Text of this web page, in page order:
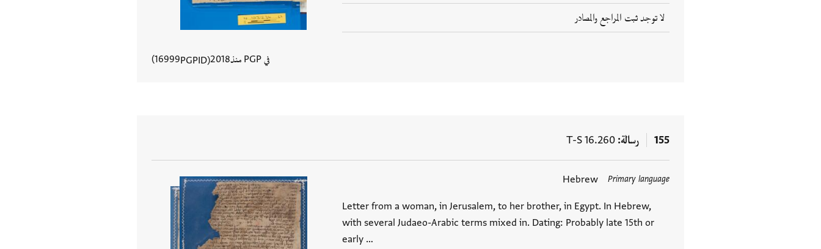
لا توجد ثبت المراجع والمصادر
في PGP منذ 2018
PGPID
16999
155 رسالة T-S 16.260
Primary language
Hebrew
Letter from a woman, in Jerusalem, to her brother, in Egypt. In Hebrew,
with several Judaeo-Arabic terms mixed in. Dating: Probably late 15th or
early …
العلامات